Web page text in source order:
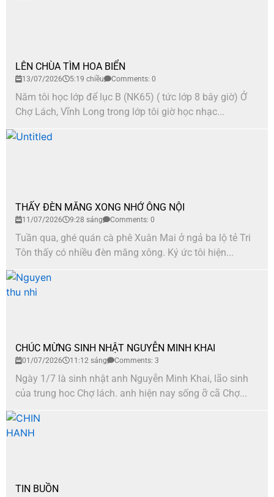
LÊN CHÙA TÌM HOA BIỂN
13/07/2026 5:19 chiều Comments: 0
Năm tôi học lớp để lục B (NK65) ( tức lớp 8 bây giờ) Ở
Chợ Lách, Vĩnh Long trong lớp tôi giờ học nhạc...
THẤY ĐÈN MĂNG XONG NHỚ ÔNG NỘI
11/07/2026 9:28 sáng Comments: 0
Tuần qua, ghé quán cà phê Xuân Mai ở ngả ba lộ tẻ Tri
Tôn thấy có nhiều đèn măng xông. Ký ức tôi hiện...
CHÚC MỪNG SINH NHẬT NGUYỄN MINH KHAI
01/07/2026 11:12 sáng Comments: 3
Ngày 1/7 là sinh nhật anh Nguyễn Minh Khai, lão sinh
của trung hoc Chợ lách. anh hiện nay sống ỡ cã Chợ...
TIN BUỒN